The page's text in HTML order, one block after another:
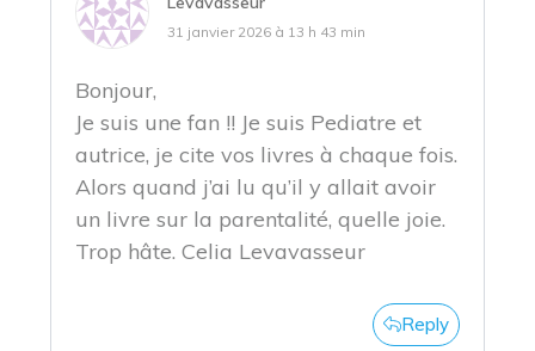
31 janvier 2026 à 13 h 43 min
Bonjour,
Je suis une fan !! Je suis Pediatre et
autrice, je cite vos livres à chaque fois.
Alors quand j’ai lu qu’il y allait avoir
un livre sur la parentalité, quelle joie.
Trop hâte. Celia Levavasseur
Reply